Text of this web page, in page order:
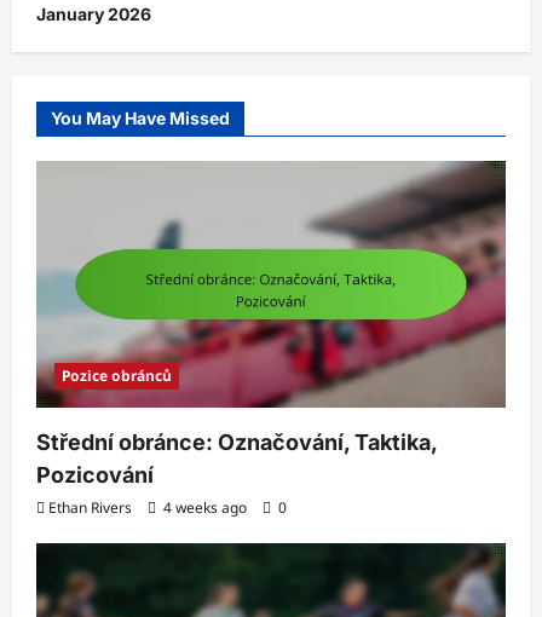
January 2026
You May Have Missed
Pozice obránců
Střední obránce: Označování, Taktika,
Pozicování
Ethan Rivers 4 weeks ago 0